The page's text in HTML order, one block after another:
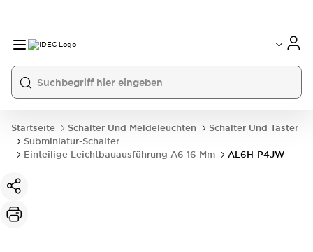
Startseite Schalter Und Meldeleuchten
Schalter Und Taster
Subminiatur-Schalter
Einteilige Leichtbauausführung A6 16 Mm
AL6H-P4JW